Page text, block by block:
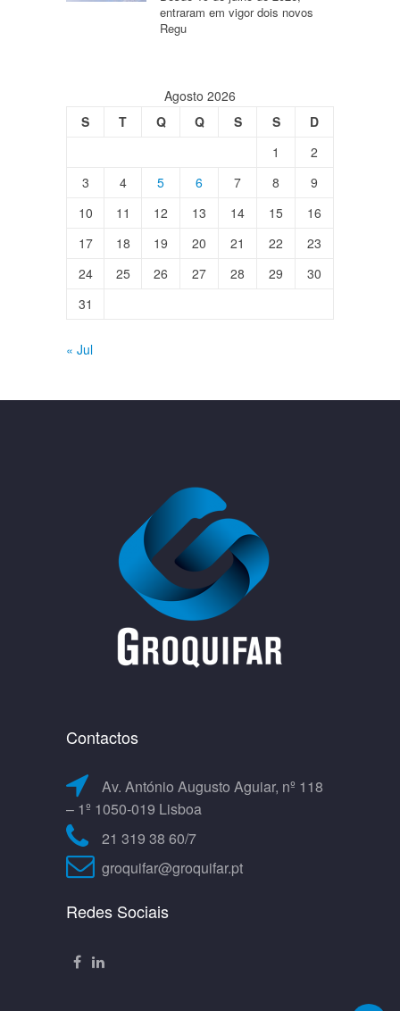
entraram em vigor dois novos
Regu
Agosto 2026
S
T Q Q S S
D
1
2
3
4 5 6 7 8
9
10
11 12 13 14 15
16
17
18 19 20 21 22
23
24
25 26 27 28 29
30
31
« Jul
Contactos
Av. António Augusto Aguiar, nº 118
– 1º 1050-019 Lisboa
21 319 38 60/7
groquifar@groquifar.pt
Redes Sociais